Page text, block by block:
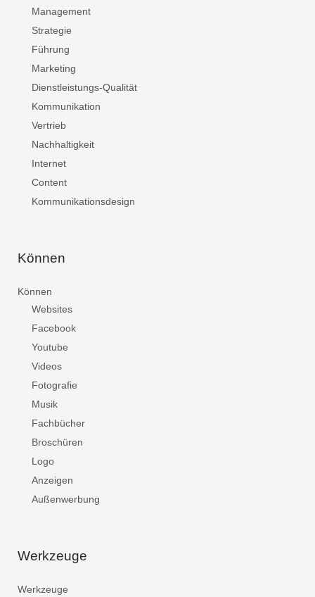
Management
Strategie
Führung
Marketing
Dienstleistungs-Qualität
Kommunikation
Vertrieb
Nachhaltigkeit
Internet
Content
Kommunikationsdesign
Können
Können
Websites
Facebook
Youtube
Videos
Fotografie
Musik
Fachbücher
Broschüren
Logo
Anzeigen
Außenwerbung
Werkzeuge
Werkzeuge